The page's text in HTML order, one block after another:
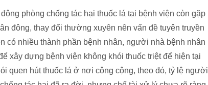
phòng chống tác hại thuốc lá tại bệnh viện còn gặp
đông, thay đổi thường xuyên nên vấn đề tuyên truyền
có nhiều thành phần bệnh nhân, người nhà bệnh nhân
xây dựng bệnh viện không khói thuốc triệt để hiện tại
quen hút thuốc lá ở nơi công cộng, theo đó, tỷ lệ người